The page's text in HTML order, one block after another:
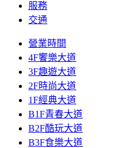
服務
交通
營業時間
4F饗樂大道
3F趣遊大道
2F時尚大道
1F經典大道
B1F青春大道
B2F酷玩大道
B3F食樂大道